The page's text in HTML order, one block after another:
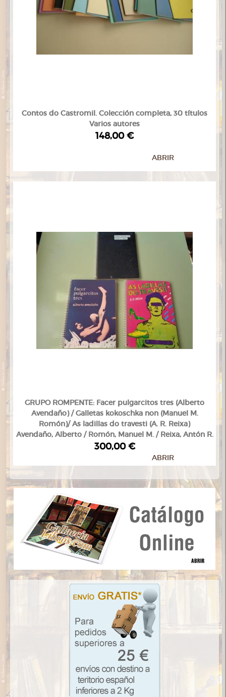
Contos do Castromil. Colección completa, 30 títulos
Varios autores
148,00 €
ABRIR
GRUPO ROMPENTE: Facer pulgarcitos tres (Alberto
Avendaño) / Galletas kokoschka non (Manuel M.
Romón)/ As ladillas do travesti (A. R. Reixa)
Avendaño, Alberto / Romón, Manuel M. / Reixa, Antón R.
300,00 €
ABRIR